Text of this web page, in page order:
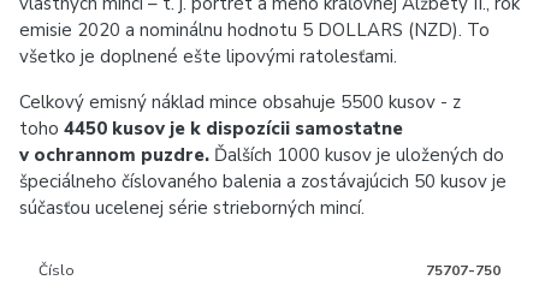
emisie 2020 a nominálnu hodnotu 5 DOLLARS (NZD). To
všetko je doplnené ešte lipovými ratolesťami.
Celkový emisný náklad mince obsahuje 5500 kusov - z
toho 4450 kusov je k dispozícii samostatne
v ochrannom puzdre. Ďalších 1000 kusov je uložených do
špeciálneho číslovaného balenia a zostávajúcich 50 kusov je
súčasťou ucelenej série strieborných mincí.
Číslo 75707-750